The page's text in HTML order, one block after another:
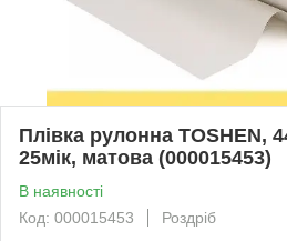
Плівка рулонна TOSHEN,
25мік, матова (000015453)
В наявності
Код: 000015453
Роздріб